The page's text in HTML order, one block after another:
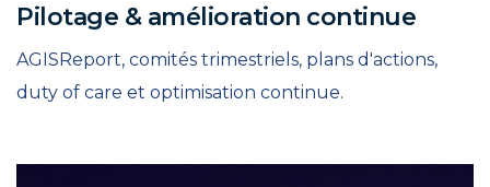
Pilotage & amélioration continue
AGISReport, comités trimestriels, plans d'actions,
duty of care et optimisation continue.